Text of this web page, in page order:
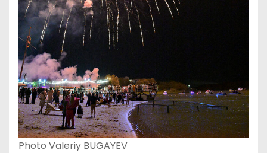
Photo Valeriy BUGAYEV